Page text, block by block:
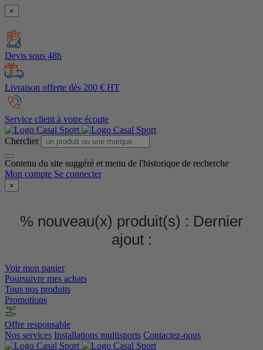
×
Devis sous 48h
Livraison offerte dès 200 € HT
Service client à votre écoute
Chercher
Contenu du site suggéré et menu de l'historique de recherche
Mon compte Se connecter
×
% nouveau(x) produit(s) : Dernier
ajout :
Voir mon panier
Poursuivre mes achats
Tous nos produits
Promotions
Offre responsable
Nos services Installations multisports Contactez-nous